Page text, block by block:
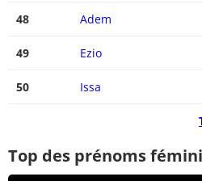
48 Adem
49 Ezio
50 Issa
Top des prénoms